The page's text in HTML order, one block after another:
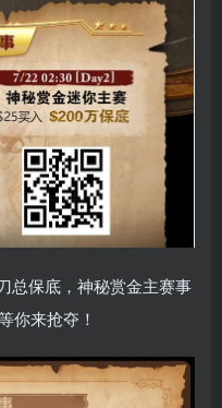
总保底，神秘赏金主赛事
你来抢夺！